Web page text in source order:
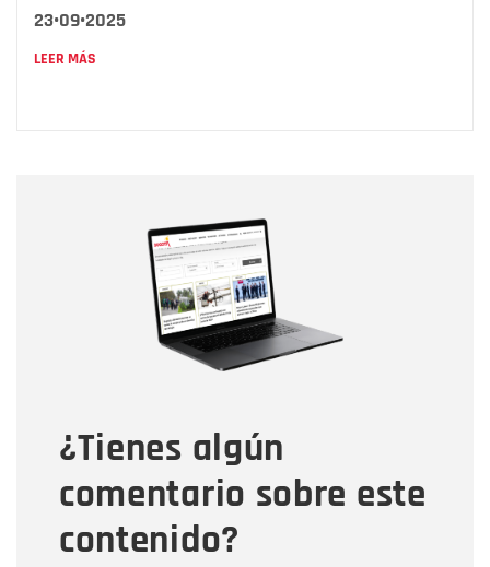
23•09•2025
LEER MÁS
¿Tienes algún
comentario sobre este
contenido?
Correo electrónico
Tipo de comentario
Mensaje